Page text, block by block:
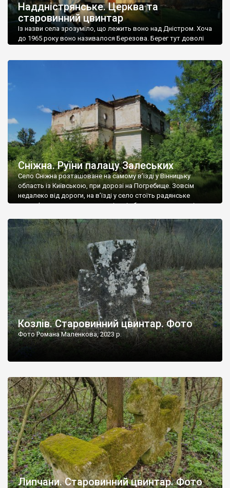
Наддністрянське. Церква та
старовинний цвинтар
Із назви села зрозуміло, що лежить воно над Дністром. Хоча
до 1965 року воно називалося Березова. Берег тут доволі
Наддністрянське відрізняється від більшості навколишніх
сіл. У селі є мурована Михайлівська церква. Точної дати […]
Сніжна. Руїни палацу Залеських
Село Сніжна розташоване на самому в’їзді у Вінницьку
область із Київською, при дорозі на Погребище. Зовсім
недалеко від дороги, на в’їзді у село стоїть радянське
рельєфне пано, яке показує жінку і яблуню, а трохи далі, десь
не видно, але видно дві стареньких колії у траві – […]
Козлів. Старовинний цвинтар. Фото
Фото Романа Маленкова, 2023 р.
Липчани. Старовинний цвинтар. Фото